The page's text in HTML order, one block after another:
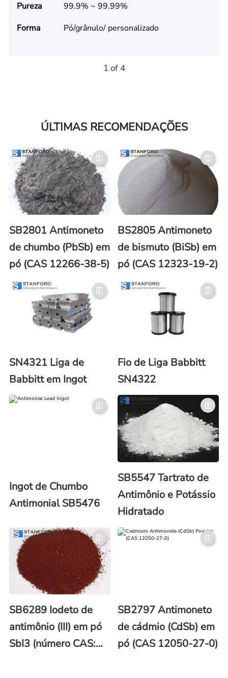
Pureza
99.9% ~ 99.99%
Forma
Pó/grânulo/ personalizado
1 of 4
ÚLTIMAS RECOMENDAÇÕES
SB2801 Antimoneto
de chumbo (PbSb) em
pó (CAS 12266-38-5)
BS2805 Antimoneto
de bismuto (BiSb) em
pó (CAS 12323-19-2)
SN4321 Liga de
Babbitt em Ingot
Fio de Liga Babbitt
SN4322
Ingot de Chumbo
Antimonial SB5476
SB5547 Tartrato de
Antimônio e Potássio
Hidratado
SB6289 Iodeto de
antimônio (III) em pó
SbI3 (número CAS:
SB2797 Antimoneto
de cádmio (CdSb) em
pó (CAS 12050-27-0)